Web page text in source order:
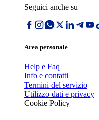
Seguici anche su
Area personale
Help e Faq
Info e contatti
Termini del servizio
Utilizzo dati e privacy
Cookie Policy